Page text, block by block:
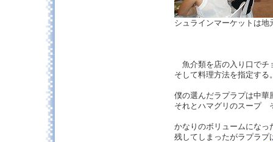
シュラインマーケットは
魚介類を店の入り口でチ
そして料理方法を指定する
僕の選んだラプラプは中華
それとハマグリのスープ
かなりのボリュームになっ
残してしまったがラプラプ